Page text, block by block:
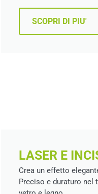
SCOPRI DI PIU'
LASER E
Crea un effetto
Preciso e duraturo nel